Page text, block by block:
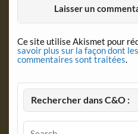
Ce site utilise Akismet pour
savoir plus sur la façon dont
commentaires sont traitées.
Rechercher dans C&O :